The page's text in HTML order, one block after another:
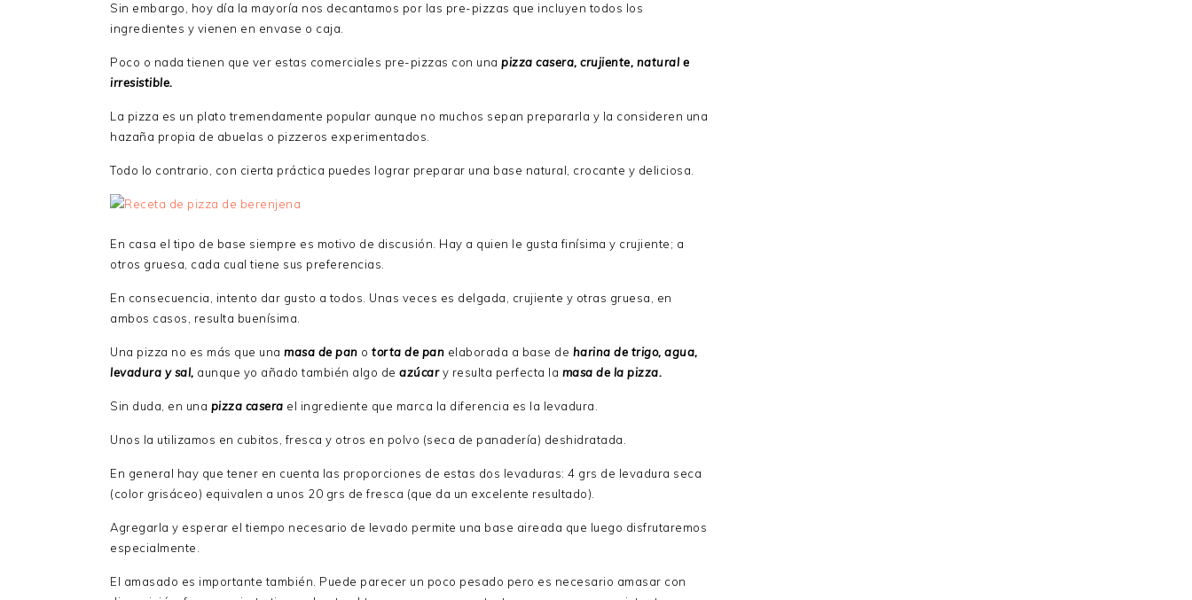
Sin embargo, hoy día la mayoría nos decantamos por las pre-pizzas que incluyen todos los
ingredientes y vienen en envase o caja.
Poco o nada tienen que ver estas comerciales pre-pizzas con una pizza casera, crujiente, natural e
irresistible.
La pizza es un plato tremendamente popular aunque no muchos sepan prepararla y la consideren una
hazaña propia de abuelas o pizzeros experimentados.
Todo lo contrario, con cierta práctica puedes lograr preparar una base natural, crocante y deliciosa.
En casa el tipo de base siempre es motivo de discusión. Hay a quien le gusta finísima y crujiente; a
otros gruesa, cada cual tiene sus preferencias.
En consecuencia, intento dar gusto a todos. Unas veces es delgada, crujiente y otras gruesa, en
ambos casos, resulta buenísima.
Una pizza no es más que una masa de pan o torta de pan elaborada a base de harina de trigo, agua,
levadura y sal, aunque yo añado también algo de azúcar y resulta perfecta la masa de la pizza.
Sin duda, en una pizza casera el ingrediente que marca la diferencia es la levadura.
Unos la utilizamos en cubitos, fresca y otros en polvo (seca de panadería) deshidratada.
En general hay que tener en cuenta las proporciones de estas dos levaduras: 4 grs de levadura seca
(color grisáceo) equivalen a unos 20 grs de fresca (que da un excelente resultado).
Agregarla y esperar el tiempo necesario de levado permite una base aireada que luego disfrutaremos
especialmente.
El amasado es importante también. Puede parecer un poco pesado pero es necesario amasar con